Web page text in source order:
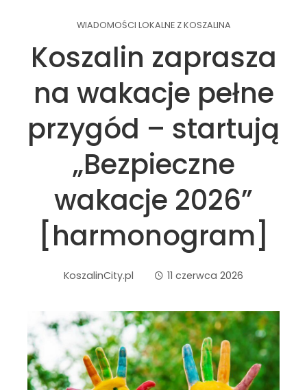
WIADOMOŚCI LOKALNE Z KOSZALINA
Koszalin zaprasza
na wakacje pełne
przygód – startują
„Bezpieczne
wakacje 2026”
[harmonogram]
KoszalinCity.pl 11 czerwca 2026